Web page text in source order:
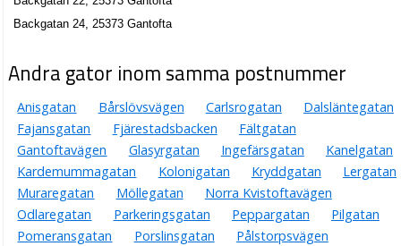
Backgatan 24, 25373 Gantofta
Andra gator inom samma postnummer
Anisgatan Bårslövsvägen Carlsrogatan
Dalsläntegatan
Fajansgatan
Fjärestadsbacken
Fältgatan
Gantoftavägen
Glasyrgatan Ingefärsgatan
Kanelgatan
Kardemummagatan
Kolonigatan Kryddgatan
Lergatan
Muraregatan
Möllegatan
Norra Kvistoftavägen
Odlaregatan
Parkeringsgatan Peppargatan
Pilgatan
Pomeransgatan
Porslinsgatan
Pålstorpsvägen